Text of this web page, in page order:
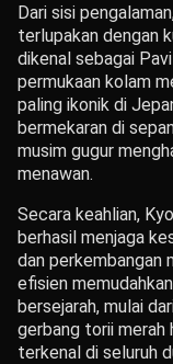
Dari sisi
terlupakan dengan
dikenal sebagai
permukaan kolam
paling ikonik di
bermekaran di
musim gugur
menawan.
Secara keahlian,
berhasil menjaga
dan perkembangan
efisien
bersejarah, mulai
gerbang torii merah
terkenal di seluruh